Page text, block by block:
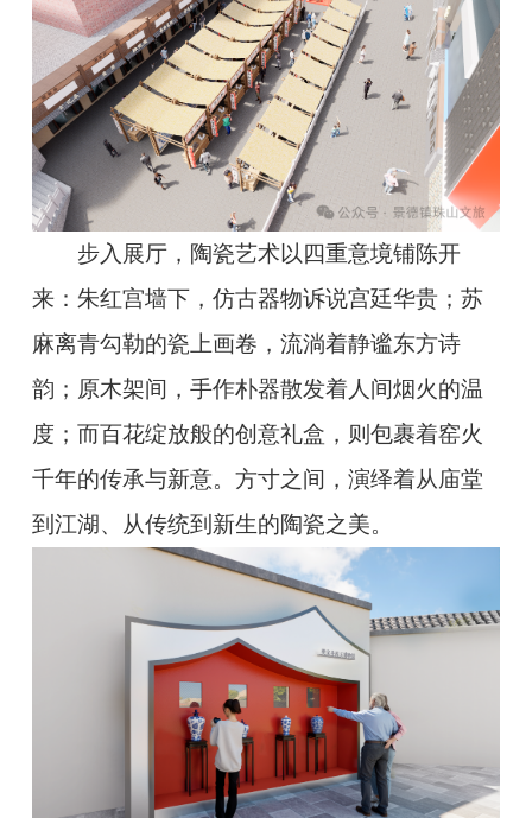
步入展厅，陶瓷艺术以四重意境铺陈开
来：朱红宫墙下，仿古器物诉说宫廷华贵；苏
麻离青勾勒的瓷上画卷，流淌着静谧东方诗
韵；原木架间，手作朴器散发着人间烟火的温
度；而百花绽放般的创意礼盒，则包裹着窑火
千年的传承与新意。方寸之间，演绎着从庙堂
到江湖、从传统到新生的陶瓷之美。